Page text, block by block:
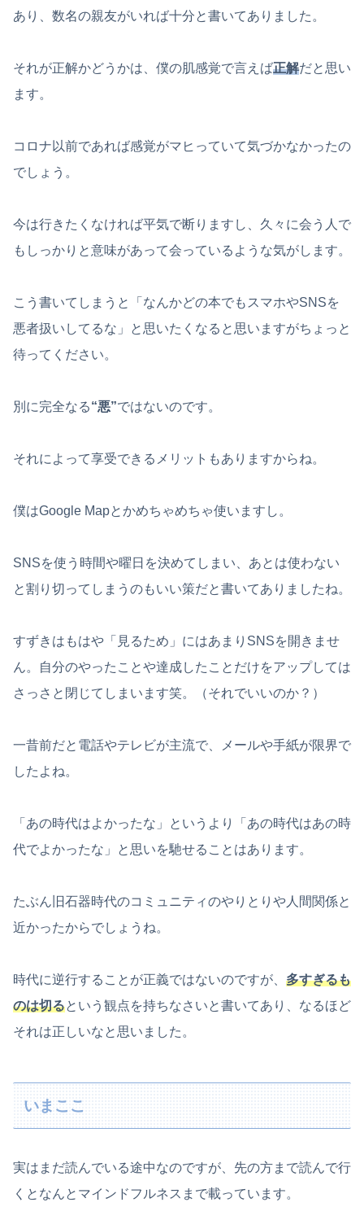
あり、数名の親友がいれば十分と書いてありました。
それが正解かどうかは、僕の肌感覚で言えば正解だと思い
ます。
コロナ以前であれば感覚がマヒっていて気づかなかったの
でしょう。
今は行きたくなければ平気で断りますし、久々に会う人で
もしっかりと意味があって会っているような気がします。
こう書いてしまうと「なんかどの本でもスマホやSNSを
悪者扱いしてるな」と思いたくなると思いますがちょっと
待ってください。
別に完全なる“悪”ではないのです。
それによって享受できるメリットもありますからね。
僕はGoogle Mapとかめちゃめちゃ使いますし。
SNSを使う時間や曜日を決めてしまい、あとは使わない
と割り切ってしまうのもいい策だと書いてありましたね。
すずきはもはや「見るため」にはあまりSNSを開きませ
ん。自分のやったことや達成したことだけをアップしては
さっさと閉じてしまいます笑。（それでいいのか？）
一昔前だと電話やテレビが主流で、メールや手紙が限界で
したよね。
「あの時代はよかったな」というより「あの時代はあの時
代でよかったな」と思いを馳せることはあります。
たぶん旧石器時代のコミュニティのやりとりや人間関係と
近かったからでしょうね。
時代に逆行することが正義ではないのですが、 多すぎるも
のは切るという観点を持ちなさいと書いてあり、なるほど
それは正しいなと思いました。
いまここ
実はまだ読んでいる途中なのですが、先の方まで読んで行
くとなんとマインドフルネスまで載っています。